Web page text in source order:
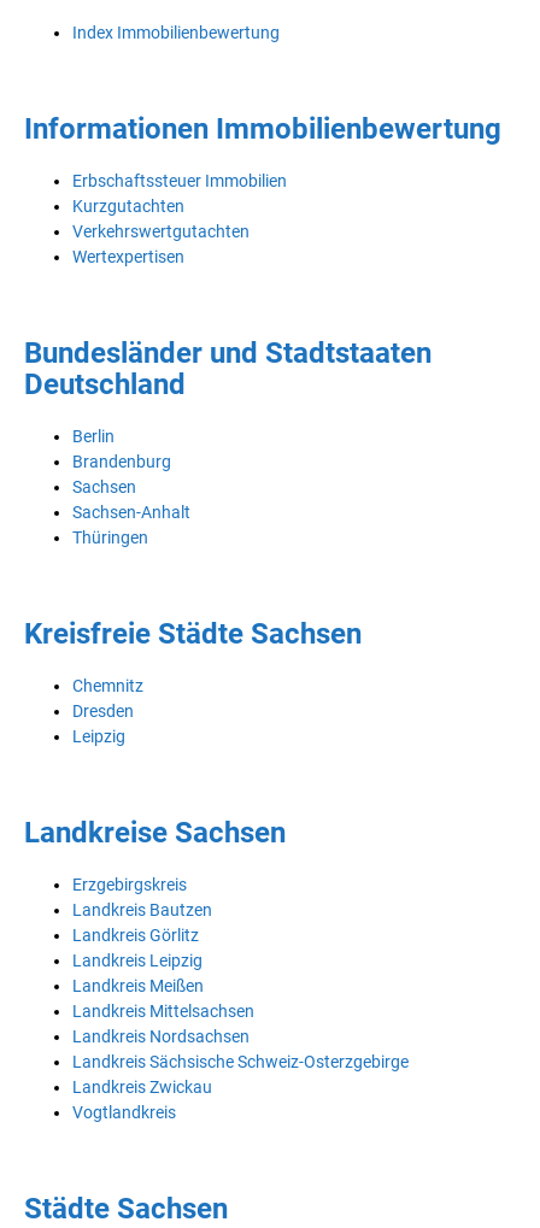
Index Immobilienbewertung
Informationen Immobilienbewertung
Erbschaftssteuer Immobilien
Kurzgutachten
Verkehrswertgutachten
Wertexpertisen
Bundesländer und Stadtstaaten
Deutschland
Berlin
Brandenburg
Sachsen
Sachsen-Anhalt
Thüringen
Kreisfreie Städte Sachsen
Chemnitz
Dresden
Leipzig
Landkreise Sachsen
Erzgebirgskreis
Landkreis Bautzen
Landkreis Görlitz
Landkreis Leipzig
Landkreis Meißen
Landkreis Mittelsachsen
Landkreis Nordsachsen
Landkreis Sächsische Schweiz-Osterzgebirge
Landkreis Zwickau
Vogtlandkreis
Städte Sachsen